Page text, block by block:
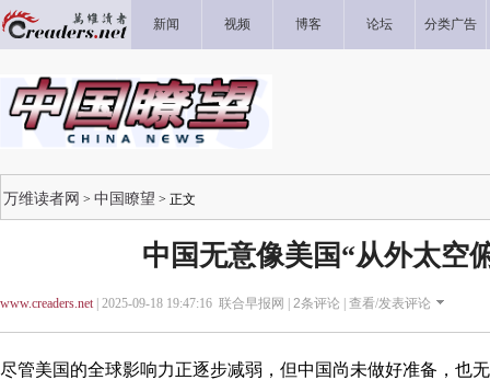
新闻 视频 博客 论坛 分类广告
万维读者网 > 中国瞭望 > 正文
中国无意像美国“从外太空
www.creaders.net| 2025-09-18 19:47:16 联合早报网 | 2条评论 | 查看/发表评论
尽管美国的全球影响力正逐步减弱，但中国尚未做好准备，也